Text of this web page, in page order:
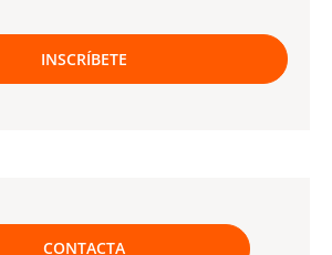
INSCRÍBETE
CONTACTA